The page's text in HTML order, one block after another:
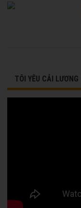
TÔI YÊU CẢI LƯƠNG